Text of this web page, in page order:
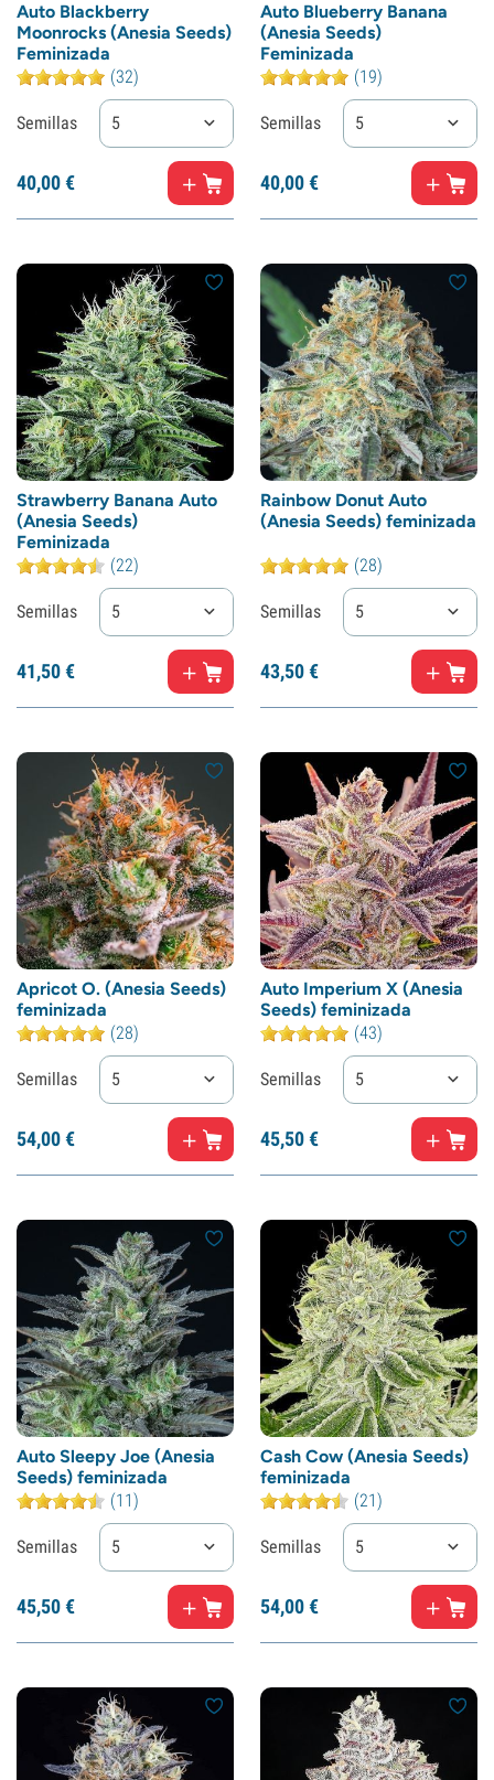
Auto Blackberry
Moonrocks (Anesia Seeds)
Feminizada
(32)
Semillas 5
40,00€
Auto Blueberry Banana
(Anesia Seeds)
Feminizada
(19)
Semillas 5
40,00€
Strawberry Banana Auto
(Anesia Seeds)
Feminizada
(22)
Semillas 5
41,50€
Rainbow Donut Auto
(Anesia Seeds) feminizada
(28)
Semillas 5
43,50€
Apricot O. (Anesia Seeds)
feminizada
(28)
Semillas 5
54,00€
Auto Imperium X (Anesia
Seeds) feminizada
(43)
Semillas 5
45,50€
Auto Sleepy Joe (Anesia
Seeds) feminizada
(11)
Semillas 5
45,50€
Cash Cow (Anesia Seeds)
feminizada
(21)
Semillas 5
54,00€